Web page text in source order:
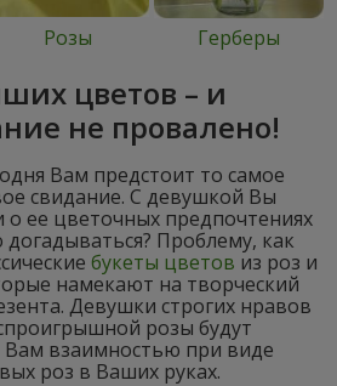
Розы Герберы
цветов – и
не провалено!
Вам предстоит то самое
свидание. С девушкой Вы
о ее цветочных предпочтениях
догадываться? Проблему, как
букеты цветов из роз и
намекают на творческий
Девушки строгих нравов
розы будут
Вам взаимностью при виде
роз в Ваших руках.